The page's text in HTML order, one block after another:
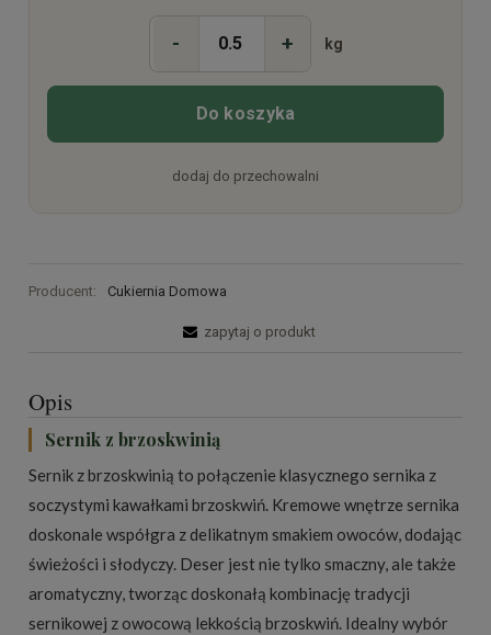
- + kg
Do koszyka
dodaj do przechowalni
Producent: Cukiernia Domowa
zapytaj o produkt
Opis
Sernik z brzoskwinią
Sernik z brzoskwinią to połączenie klasycznego sernika z
soczystymi kawałkami brzoskwiń. Kremowe wnętrze sernika
doskonale współgra z delikatnym smakiem owoców, dodając
świeżości i słodyczy. Deser jest nie tylko smaczny, ale także
aromatyczny, tworząc doskonałą kombinację tradycji
sernikowej z owocową lekkością brzoskwiń. Idealny wybór